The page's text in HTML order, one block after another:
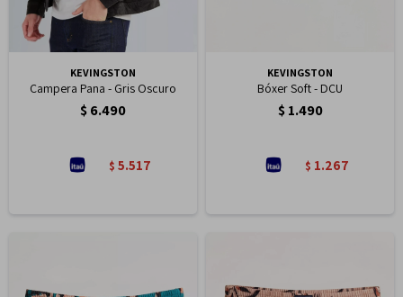
KEVINGSTON
Campera Pana - Gris Oscuro
$6.490
$ 5.517
KEVINGSTON
Bóxer Soft - DCU
$ 1.490
$ 1.267